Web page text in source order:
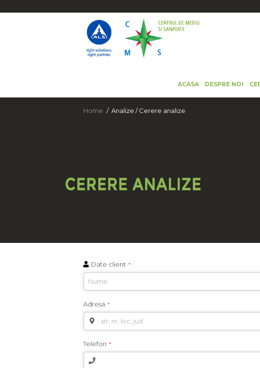
ACASA DESPRE NOI
Home Analize / Cerere analize
Date client *
Adresa *
Telefon *